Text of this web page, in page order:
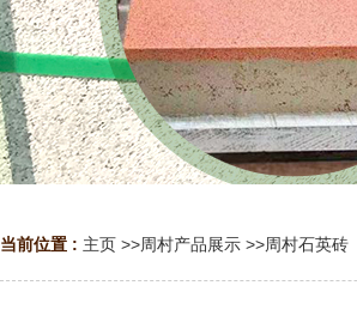
当前位置 : 主页 >>周村产品展示 >>周村石英砖